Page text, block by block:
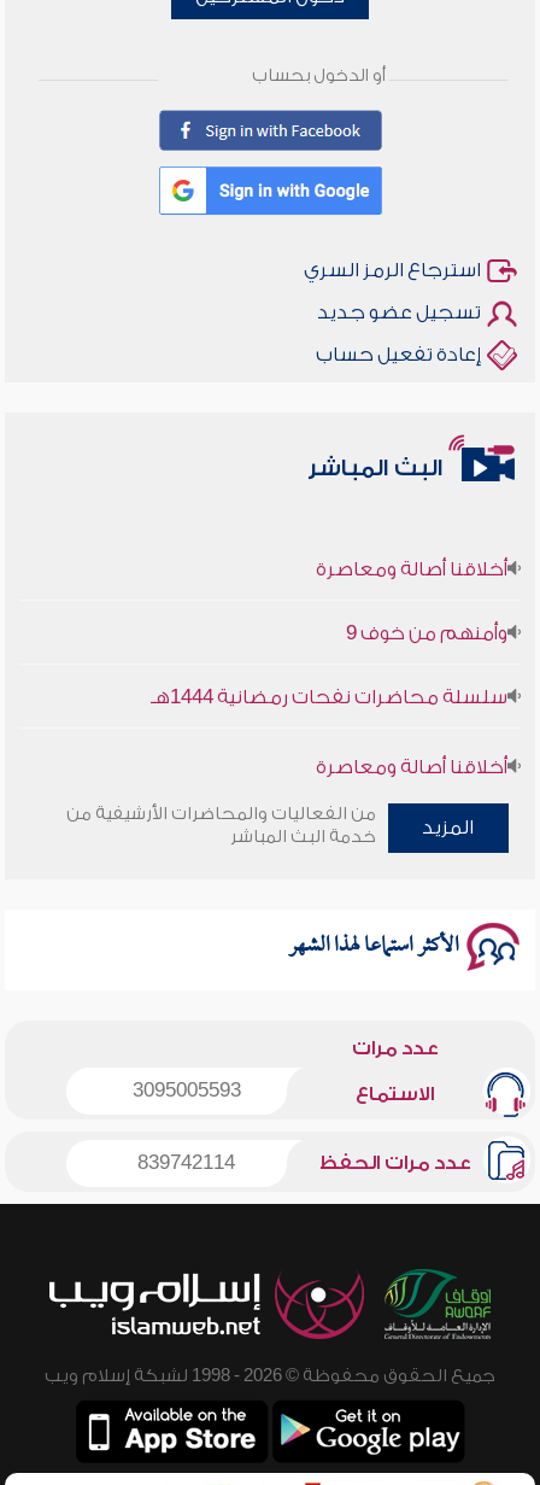
أو الدخول بحساب
استرجاع الرمز السري
تسجيل عضو جديد
إعادة تفعيل حساب
البث المباشر
أخلاقنا أصالة ومعاصرة
وأمنهم من خوف 9
سلسلة محاضرات نفحات رمضانية 1444هـ
أخلاقنا أصالة ومعاصرة
وأمنهم من خوف 9
المزيد
من الفعاليات والمحاضرات الأرشيفية من
خدمة البث المباشر
الأكثر استماعا لهذا الشهر
عدد مرات
الاستماع 3095005593
عدد مرات الحفظ 839742114
جميع الحقوق محفوظة © 2026 - 1998 لشبكة إسلام ويب